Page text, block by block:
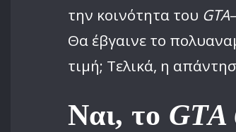
την κοινότητα του GTA
Θα έβγαινε το
τιμή; Τελικά, η
Ναι, το GTA